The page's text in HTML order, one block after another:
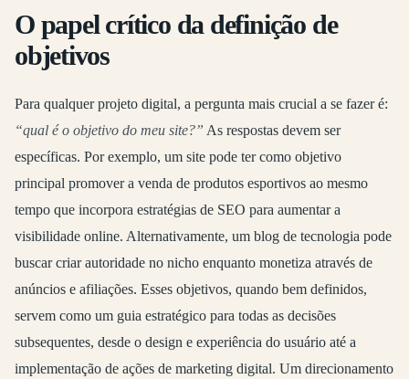
O papel crítico da definição de
objetivos
Para qualquer projeto digital, a pergunta mais crucial a se fazer é:
“qual é o objetivo do meu site?” As respostas devem ser
específicas. Por exemplo, um site pode ter como objetivo
principal promover a venda de produtos esportivos ao mesmo
tempo que incorpora estratégias de SEO para aumentar a
visibilidade online. Alternativamente, um blog de tecnologia pode
buscar criar autoridade no nicho enquanto monetiza através de
anúncios e afiliações. Esses objetivos, quando bem definidos,
servem como um guia estratégico para todas as decisões
subsequentes, desde o design e experiência do usuário até a
implementação de ações de marketing digital. Um direcionamento